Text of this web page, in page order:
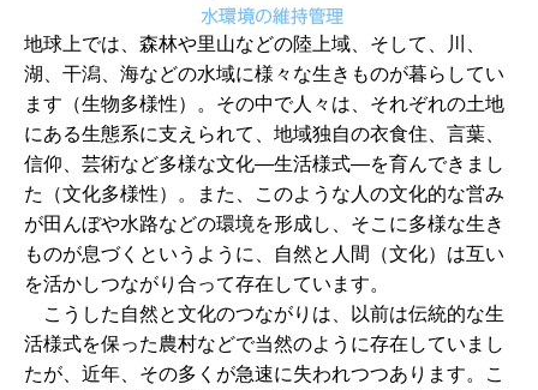
地球上では、森林や里山などの陸上域、そして、川、
湖、干潟、海などの水域に様々な生きものが暮らしてい
ます（生物多様性）。その中で人々は、それぞれの土地
にある生態系に支えられて、地域独自の衣食住、言葉、
信仰、芸術など多様な文化―生活様式―を育んできまし
た（文化多様性）。また、このような人の文化的な営み
が田んぼや水路などの環境を形成し、そこに多様な生き
ものが息づくというように、自然と人間（文化）は互い
を活かしつながり合って存在しています。
こうした自然と文化のつながりは、以前は伝統的な生
活様式を保った農村などで当然のように存在していまし
たが、近年、その多くが急速に失われつつあります。こ